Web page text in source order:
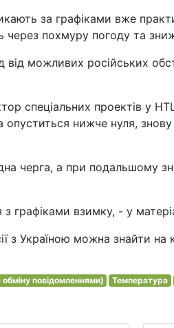
за графіками вже
похмуру погоду та
можливих російських
спеціальних проектів у
нижче нуля,
черга, а при подальшому
графіками взимку, - у
з Україною можна знайти на
повідомленнями) Температура